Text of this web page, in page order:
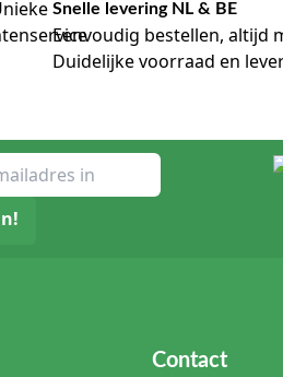
Snelle levering NL & BE
Eenvoudig bestellen, altijd
Duidelijke voorraad en
Contact